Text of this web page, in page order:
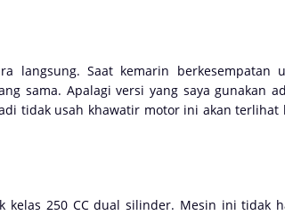
langsung. Saat kemarin berkesempatan
sama. Apalagi versi yang saya gunakan
tidak usah khawatir motor ini akan terlihat
250 CC dual silinder. Mesin ini tidak